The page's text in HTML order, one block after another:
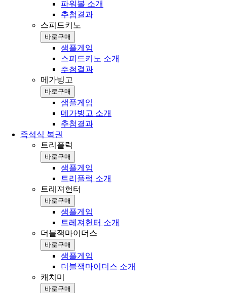
파워볼 소개
추첨결과
스피드키노
바로구매
샘플게임
스피드키노 소개
추첨결과
메가빙고
바로구매
샘플게임
메가빙고 소개
추첨결과
즉석식 복권
트리플럭
바로구매
샘플게임
트리플럭 소개
트레져헌터
바로구매
샘플게임
트레져헌터 소개
더블잭마이더스
바로구매
샘플게임
더블잭마이더스 소개
캐치미
바로구매